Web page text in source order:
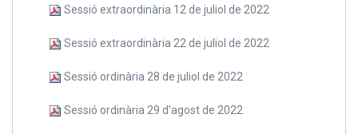
Sessió extraordinària 12 de juliol de 2022
Sessió extraordinària 22 de juliol de 2022
Sessió ordinària 28 de juliol de 2022
Sessió ordinària 29 d'agost de 2022